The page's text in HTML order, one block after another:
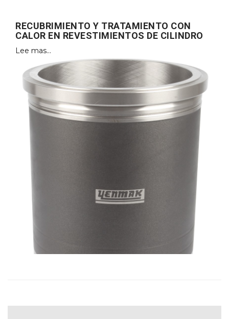
RECUBRIMIENTO Y TRATAMIENTO CON
CALOR EN REVESTIMIENTOS DE CILINDRO
Lee mas...